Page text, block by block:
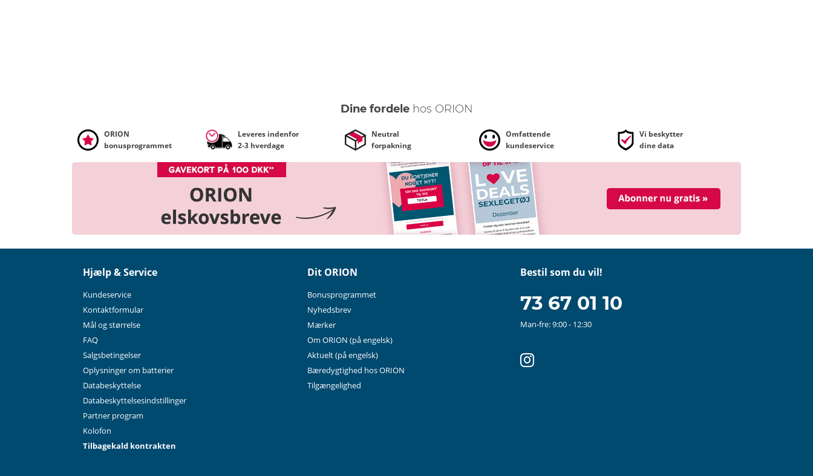
Dine fordelehos ORION
ORION
bonusprogrammet
Leveres indenfor
2-3 hverdage
Neutral
forpakning
Omfattende
kundeservice
Vi beskytter
dine data
Hjælp & Service
Kundeservice
Kontaktformular
Mål og størrelse
FAQ
Salgsbetingelser
Oplysninger om batterier
Databeskyttelse
Databeskyttelsesindstillinger
Partner program
Kolofon
Tilbagekald kontrakten
Dit ORION
Bonusprogrammet
Nyhedsbrev
Mærker
Om ORION (på engelsk)
Aktuelt(på engelsk)
Bæredygtighed hos ORION
Tilgængelighed
Bestil som du vil!
73 67 01 10
Man-fre: 9:00 - 12:30
instagram